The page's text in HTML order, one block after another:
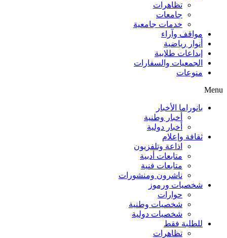
تظاهرات
جامعات
خدمات جامعية
مواقف وآراء
أنوار رياضية
إبداعات طلابية
الجمعيات والسفارات
منوعات
Menu
بانوراما الأخبار
أخبار وطنية
أخبار دولية
ثقافة وإعلام
اذاعة وتلفزيون
متابعات أدبية
متابعات فنية
ناشرون ومنشورات
شخصيات ورموز
حوارات
شخصيات وطنية
شخصيات دولية
للطلبة فقط
تظاهرات